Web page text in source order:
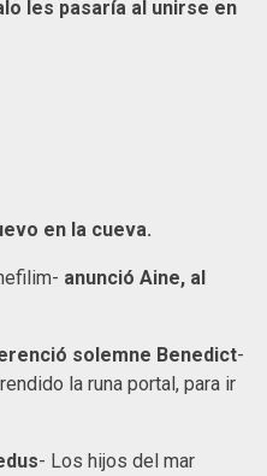
les pasaría al unirse en
en la cueva.
anunció Aine, al
solemne Benedict-
la runa portal, para ir
- Los hijos del mar